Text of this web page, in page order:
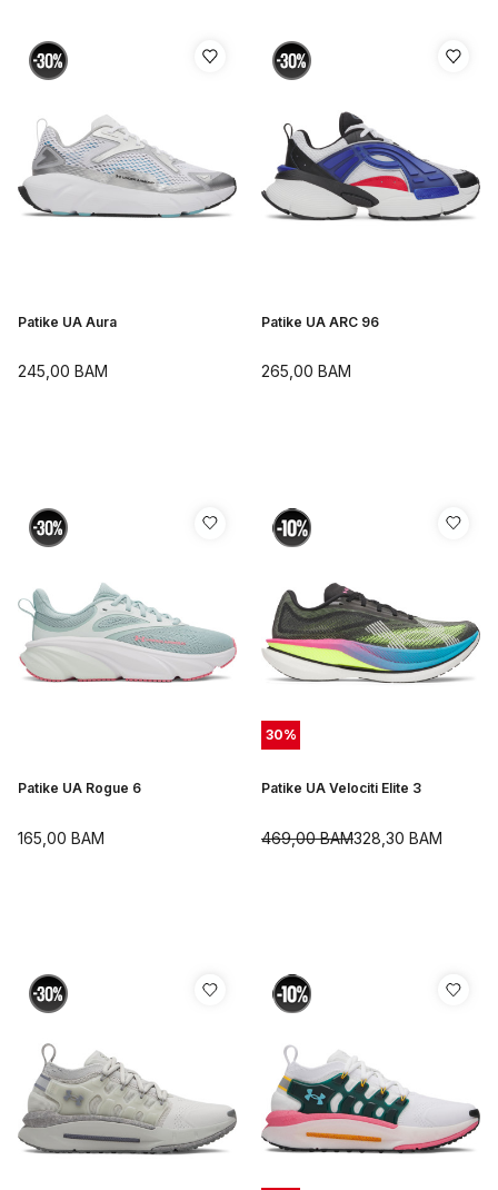
Patike UA Aura
245,00 BAM
Patike UA ARC 96
265,00 BAM
Patike UA Rogue 6
165,00 BAM
30%
Patike UA Velociti Elite 3
328,30 BAM
469,00BAM